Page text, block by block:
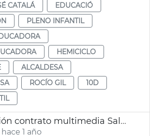
CATALÁ
EDUCACIÓ
PLENO INFANTIL
HEMICICLO
ALCALDESA
ROCÍO GIL
10D
Adjudicación contrato multimedia Salón de Plenos Ayuntamiento València
1 año